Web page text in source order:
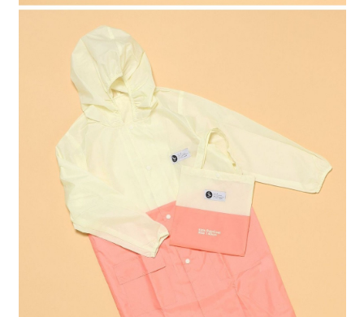
權轉讓予恩沛科技股份有限公司。
２．關於個人資料處理事宜，請瀏覽以下網址：
３．未成年的使用者請事先徵得法定代理人或監護人之同意方可使用
「AFTEE先享後付」，若未經同意申辦者引起之損失，本公司不負相關責
４．使用「AFTEE先享後付」時，將依據個別帳號之用戶狀況，依本公司即
時審查核予不同之上限額度；若仍有額度不足之情形，本公司將視審查結果
請求用戶進行身份認證。
５．嚴禁一人註冊多個帳號或使用他人資訊註冊。若發現惡意使用之情形，
恩沛科技股份有限公司將有權停止該用戶之使用額度並採取法律行動。